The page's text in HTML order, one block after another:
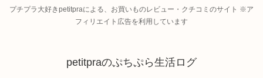
プチプラ大好きpetitpraによる、お買いものレビュー・クチコミのサイト ※ア
フィリエイト広告を利用しています
petitpraのぷちぷら生活ログ